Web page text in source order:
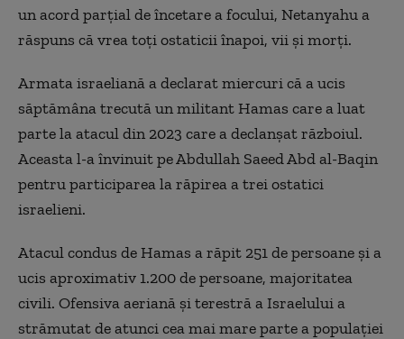
un acord parţial de încetare a focului, Netanyahu a
răspuns că vrea toţi ostaticii înapoi, vii şi morţi.
Armata israeliană a declarat miercuri că a ucis
săptămâna trecută un militant Hamas care a luat
parte la atacul din 2023 care a declanşat războiul.
Aceasta l-a învinuit pe Abdullah Saeed Abd al-Baqin
pentru participarea la răpirea a trei ostatici
israelieni.
Atacul condus de Hamas a răpit 251 de persoane şi a
ucis aproximativ 1.200 de persoane, majoritatea
civili. Ofensiva aeriană şi terestră a Israelului a
strămutat de atunci cea mai mare parte a populaţiei